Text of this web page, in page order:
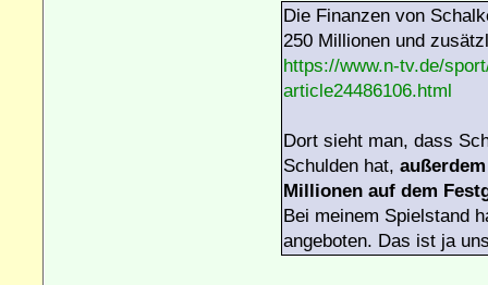
Die Finanzen von
250 Millionen und
https://www.n-tv.de/
article24486106.html
Dort sieht man, dass
Schulden hat,
Millionen auf dem
Bei meinem Spielstand
angeboten. Das ist ja